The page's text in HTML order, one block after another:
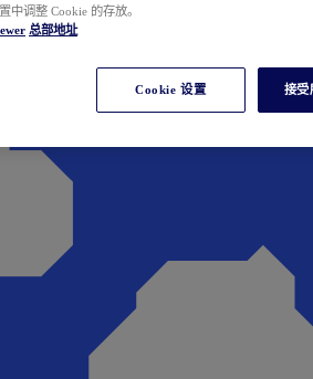
中调整 Cookie 的存放。
总部地址
Cookie 设置 接受